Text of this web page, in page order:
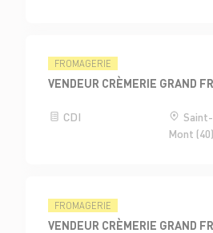
FROMAGERIE
VENDEUR CRÈMERIE GRAND
CDI
Mont (40)
FROMAGERIE
VENDEUR CRÈMERIE GRAND